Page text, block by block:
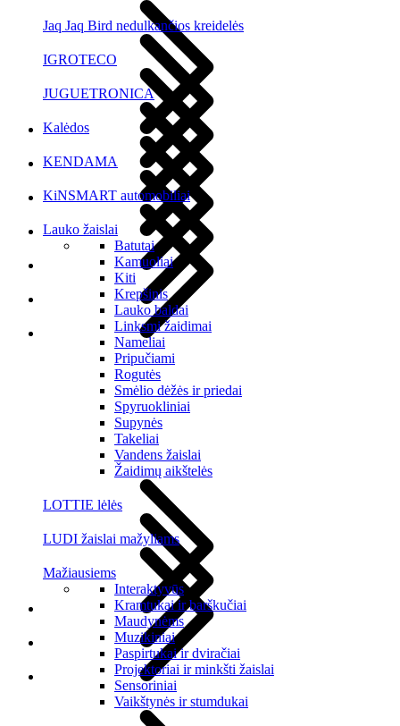
Jaq Jaq Bird nedulkančios kreidelės
IGROTECO
JUGUETRONICA
Kalėdos
KENDAMA
KiNSMART automobiliai
Lauko žaislai
Batutai
Kamuoliai
Kiti
Krepšinis
Lauko baldai
Linksmi žaidimai
Nameliai
Pripučiami
Rogutės
Smėlio dėžės ir priedai
Spyruokliniai
Supynės
Takeliai
Vandens žaislai
Žaidimų aikštelės
LOTTIE lėlės
LUDI žaislai mažyliams
Mažiausiems
Interaktyvūs
Kramtukai ir barškučiai
Maudynėms
Muzikiniai
Paspirtukai ir dviračiai
Projektoriai ir minkšti žaislai
Sensoriniai
Vaikštynės ir stumdukai